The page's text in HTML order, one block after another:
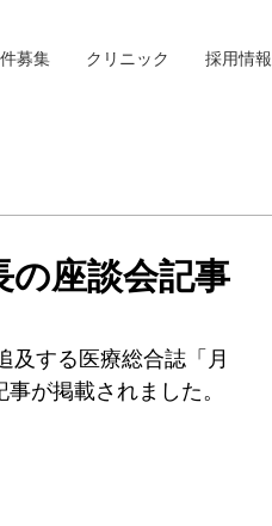
募集 クリニック 採用情報
の座談会記事
及する医療総合誌「月
が掲載されました。